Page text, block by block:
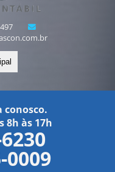
conosco.
8h às 17h
0009